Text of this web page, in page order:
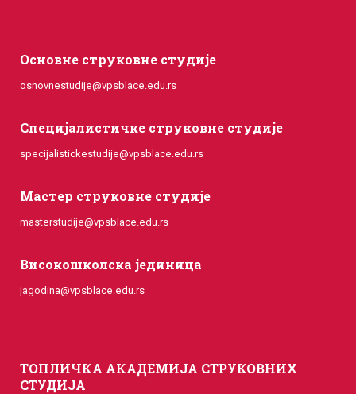
Основне струковне студије
osnovnestudije@vpsblace.edu.rs
Специјалистичке струковне студије
specijalistickestudije@vpsblace.edu.rs
Мастер струковне студије
masterstudije@vpsblace.edu.rs
Високошколска јединица
jagodina@vpsblace.edu.rs
ТОПЛИЧКА АКАДЕМИЈА СТРУКОВНИХ
СТУДИЈА